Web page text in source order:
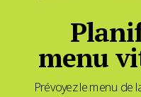
menu
Prévoyez le menu de